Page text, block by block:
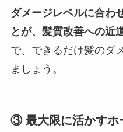
ダメージレベルに合わ
とが、髪質改善への近
で、できるだけ髪のダ
ましょう。
③ 最大限に活かすホ